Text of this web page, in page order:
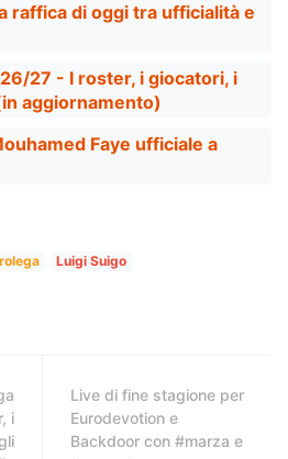
raffica di oggi tra ufficialità e
27 - I roster, i giocatori, i
aggiornamento)
Faye ufficiale a
Luigi Suigo
i
Live di fine stagione per
Eurodevotion e
Backdoor con #marza e